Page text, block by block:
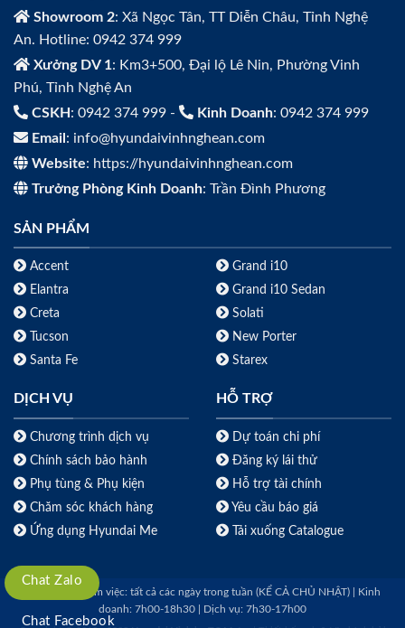
Showroom 2: Xã Ngọc Tân, TT Diễn Châu, Tỉnh Nghệ
An. Hotline: 0942 374 999
Xưởng DV 1: Km3+500, Đại lộ Lê Nin, Phường Vinh
Phú, Tỉnh Nghệ An
CSKH : 0942 374 999 - Kinh Doanh: 0942 374 999
Email : info@hyundaivinhnghean.com
Website: https://hyundaivinhnghean.com
Trưởng Phòng Kinh Doanh: Trần Đình Phương
SẢN PHẨM
Accent
Elantra
Creta
Tucson
Santa Fe
Grand i10
Grand i10 Sedan
Solati
New Porter
Starex
DỊCH VỤ
Chương trình dịch vụ
Chính sách bảo hành
Phụ tùng & Phụ kiện
Chăm sóc khách hàng
Ứng dụng Hyundai Me
HỖ TRỢ
Dự toán chi phí
Đăng ký lái thử
Hỗ trợ tài chính
Yêu cầu báo giá
Tải xuống Catalogue
Thời gian làm việc: tất cả các ngày trong tuần (KỂ CẢ CHỦ NHẬT) | Kinh
doanh: 7h00-18h30 | Dịch vụ: 7h30-17h00
Chat Zalo
Chat Facebook